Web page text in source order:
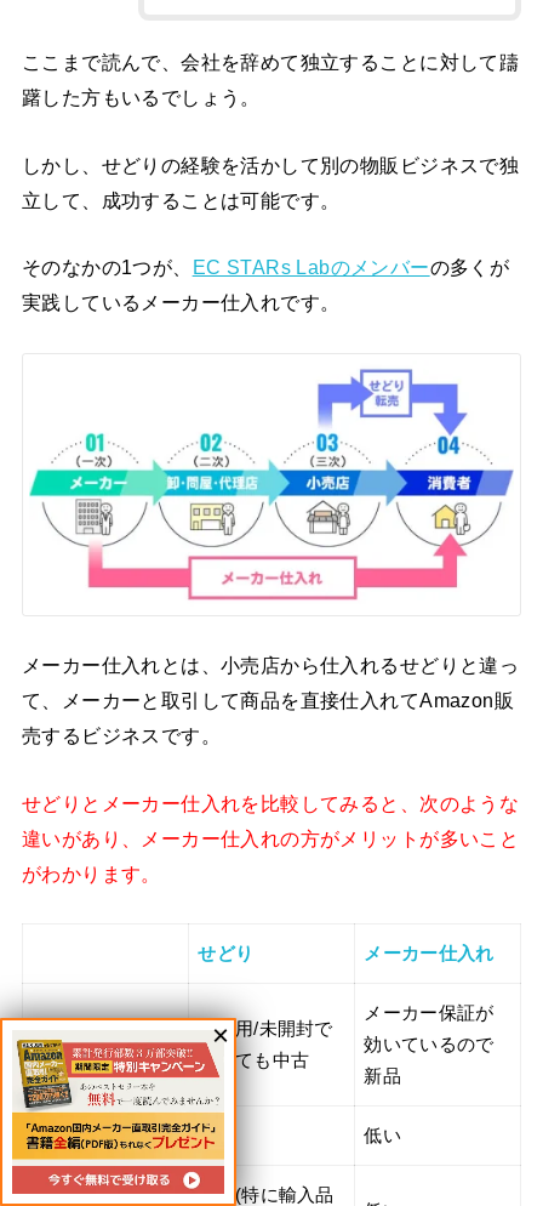
ここまで読んで、会社を辞めて独立することに対して躊
躇した方もいるでしょう。
しかし、せどりの経験を活かして別の物販ビジネスで独
立して、成功することは可能です。
そのなかの1つが、 EC STARs Labのメンバーの多くが
実践しているメーカー仕入れです。
メーカー仕入れとは、小売店から仕入れるせどりと違っ
て、メーカーと取引して商品を直接仕入れてAmazon販
売するビジネスです。
せどりとメーカー仕入れを比較してみると、次のような
違いがあり、メーカー仕入れの方がメリットが多いこと
がわかります。
せどり メーカー仕入れ
Amazon上の扱い
未使用/未開封で
あっても中古
メーカー保証が
効いているので
新品
不良品の確率 高い 低い
高い(特に輸入品